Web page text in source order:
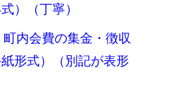
）（丁寧）
内会費の集金・徴収
形式）（別記が表形